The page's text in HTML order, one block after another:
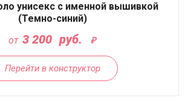
унисекс с именной вышивкой
(Темно-синий)
от 3 200 руб.
Перейти в конструктор